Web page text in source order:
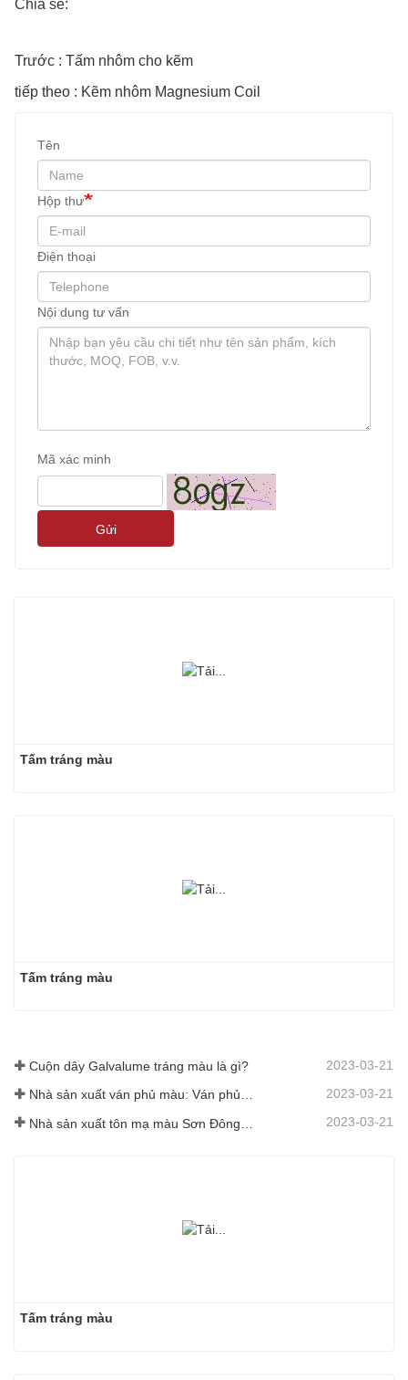
Chia sẻ:
Trước : Tấm nhôm cho kẽm
tiếp theo : Kẽm nhôm Magnesium Coil
Tên
Hộp thư
Điện thoại
Nội dung tư vấn
Mã xác minh
Gửi
Tấm tráng màu
Tấm tráng màu
Cuộn dây Galvalume tráng màu là gì? 2023-03-21
Nhà sản xuất ván phủ màu: Ván phủ màu bông tuyết dùng để trang trí được lăn chuẩn xác ra khỏi dây chuyền sản xuất 2023-03-21
2023-03-21
Tấm tráng màu